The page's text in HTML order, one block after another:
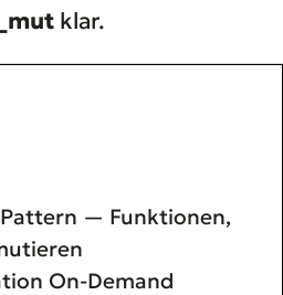
klar.
— Funktionen,
On-Demand